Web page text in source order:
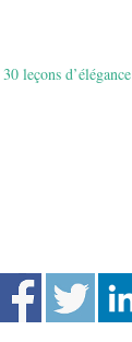
30 leçons d’élégance